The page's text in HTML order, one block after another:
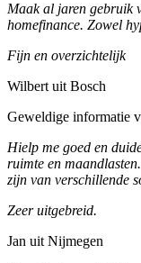
Maak al jaren gebruik
homefinance. Zowel
Fijn en overzichtelijk
Wilbert uit Bosch
Geweldige informatie
Hielp me goed en
ruimte en
zijn van verschillende
Zeer uitgebreid.
Jan uit Nijmegen